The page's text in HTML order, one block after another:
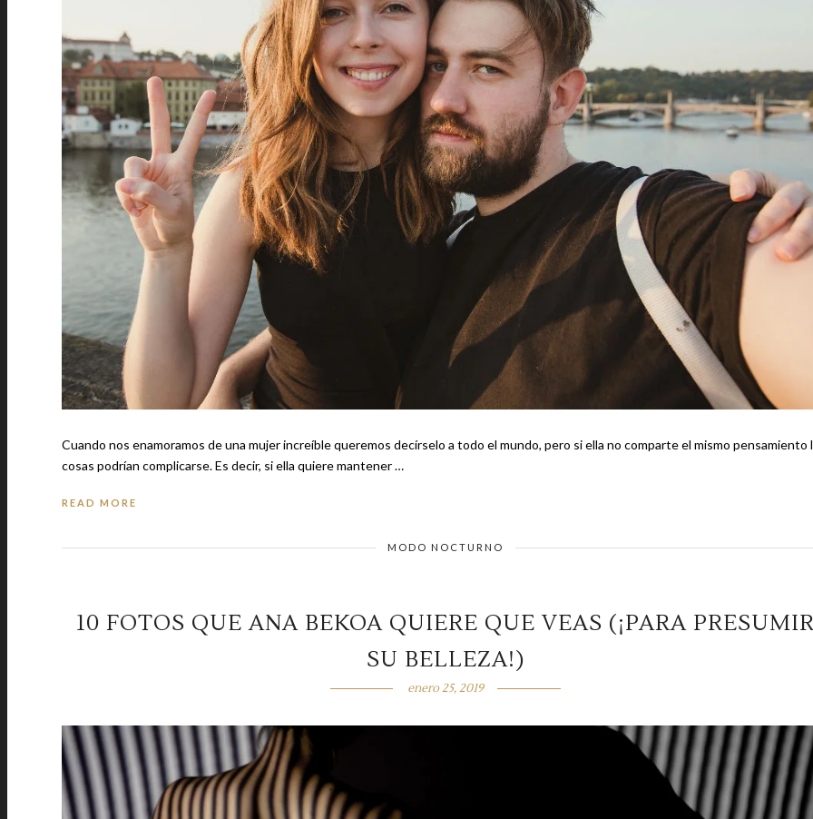
Cuando nos enamoramos de una mujer increíble queremos decírselo a todo el mundo, pero si ella no comparte el mismo pensamiento
cosas podrían complicarse. Es decir, si ella quiere mantener …
READ MORE
MODO NOCTURNO
10 FOTOS QUE ANA BEKOA QUIERE QUE VEAS (¡PARA
SU BELLEZA!)
enero 25, 2019